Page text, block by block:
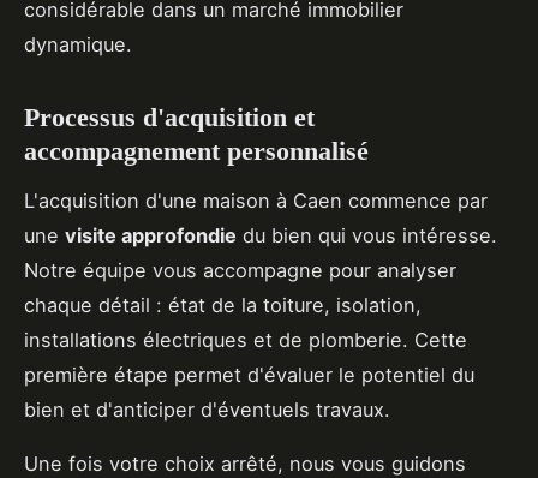
considérable dans un marché immobilier
dynamique.
Processus d'acquisition et
accompagnement personnalisé
L'acquisition d'une maison à Caen commence par
une visite approfondie du bien qui vous intéresse.
Notre équipe vous accompagne pour analyser
chaque détail : état de la toiture, isolation,
installations électriques et de plomberie. Cette
première étape permet d'évaluer le potentiel du
bien et d'anticiper d'éventuels travaux.
Une fois votre choix arrêté, nous vous guidons